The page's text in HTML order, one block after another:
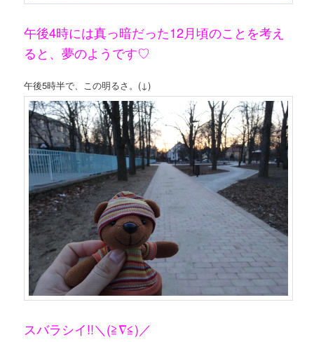
午後4時には真っ暗だった12月頃のことを考え
ると、夢のようです♡
午後5時半で、この明るさ。(↓)
スバラシイ!!＼(≧∇≦)／